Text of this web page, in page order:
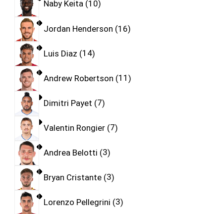
Naby Keita 10
Jordan Henderson 16
Luis Diaz 14
Andrew Robertson 11
Dimitri Payet 7
Valentin Rongier 7
Andrea Belotti 3
Bryan Cristante 3
Lorenzo Pellegrini 3